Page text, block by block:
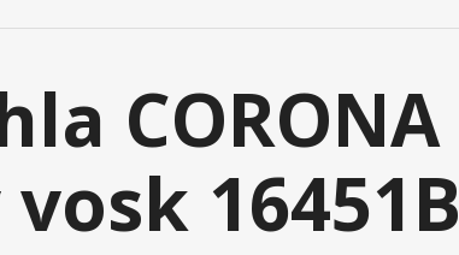
CORONA
16451B